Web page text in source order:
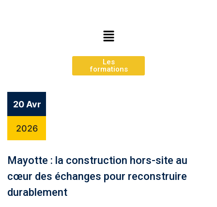
Les
formations
20 Avr
2026
Mayotte : la construction hors-site au
cœur des échanges pour reconstruire
durablement